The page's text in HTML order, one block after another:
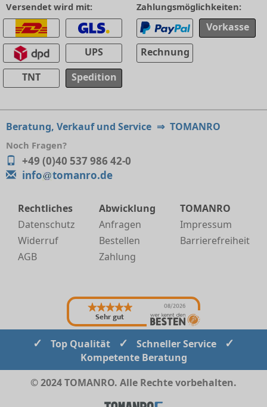
Versendet wird mit:
UPS
TNT
Spedition
Zahlungsmöglichkeiten:
Vorkasse
Rechnung
Beratung, Verkauf und Service ⇒ TOMANRO
Noch Fragen?
+49 (0)40 537 986 42-0
info
tomanro.de
Rechtliches
Datenschutz
Widerruf
AGB
Abwicklung
Anfragen
Bestellen
Zahlung
TOMANRO
Impressum
Barrierefreiheit
Sehr gut
08/2026
✓ Top Qualität ✓ Schneller Service ✓
Kompetente Beratung
© 2024 TOMANRO. Alle Rechte vorbehalten.